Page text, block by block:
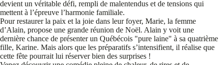
devient un véritable défi, rempli de malentendus et de tensions qui
mettent à l’épreuve l’harmonie familiale.
Pour restaurer la paix et la joie dans leur foyer, Marie, la femme
d’Alain, propose une grande réunion de Noël. Alain y voit une
dernière chance de présenter un Québécois "pure laine" à sa quatrième
fille, Karine. Mais alors que les préparatifs s’intensifient, il réalise que
cette fête pourrait lui réserver bien des surprises !